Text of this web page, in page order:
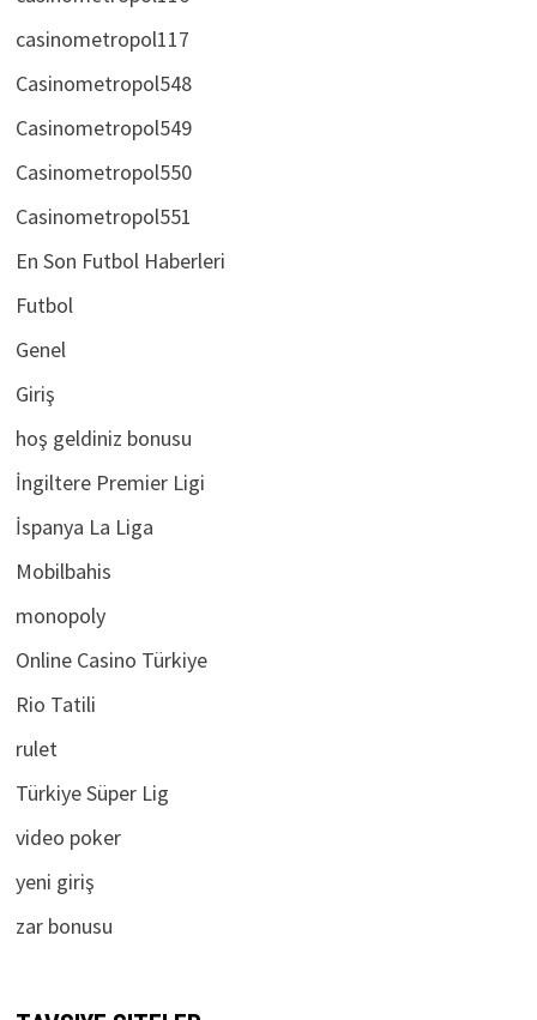
casinometropol116
casinometropol117
Casinometropol548
Casinometropol549
Casinometropol550
Casinometropol551
Giriş
hoş geldiniz bonusu
İngiltere Premier Ligi
İspanya La Liga
monopoly
Online Casino Türkiye
Türkiye Süper Lig
video poker
yeni giriş